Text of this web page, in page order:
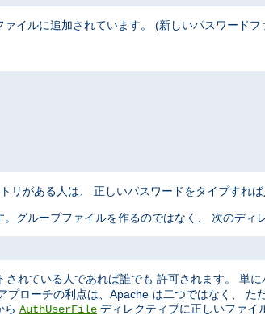
イルに追加されています。 (新しいパスワードフ
リがある人は、 正しいパスワードをタイプすれば
グループファイルを作るのではなく、 次のディ
れている人であれば誰でも 許可されます。 単
ローチの利点は、Apache は二つではなく、 た
ら AuthUserFile ディレクティブに正しいファイ